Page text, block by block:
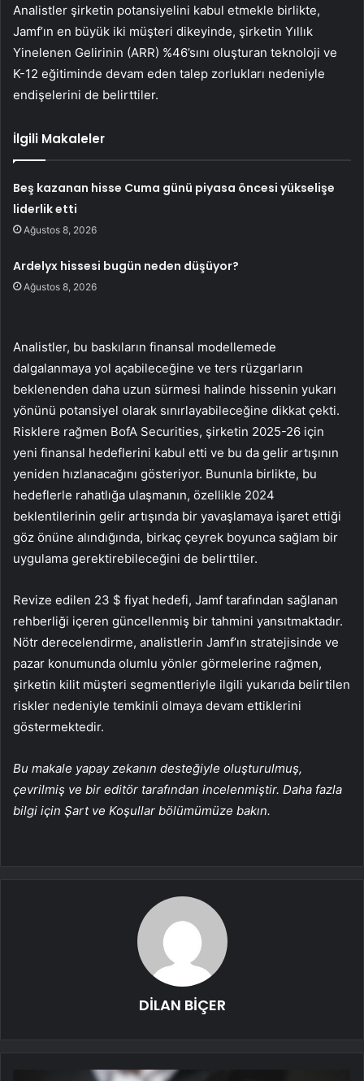
Analistler şirketin potansiyelini kabul etmekle birlikte,
Jamf’ın en büyük iki müşteri dikeyinde, şirketin Yıllık
Yinelenen Gelirinin (ARR) %46’sını oluşturan teknoloji ve
K-12 eğitiminde devam eden talep zorlukları nedeniyle
endişelerini de belirttiler.
İlgili Makaleler
Beş kazanan hisse Cuma günü piyasa öncesi yükselişe
liderlik etti
Ağustos 8, 2026
Ardelyx hissesi bugün neden düşüyor?
Ağustos 8, 2026
Analistler, bu baskıların finansal modellemede
dalgalanmaya yol açabileceğine ve ters rüzgarların
beklenenden daha uzun sürmesi halinde hissenin yukarı
yönünü potansiyel olarak sınırlayabileceğine dikkat çekti.
Risklere rağmen BofA Securities, şirketin 2025-26 için
yeni finansal hedeflerini kabul etti ve bu da gelir artışının
yeniden hızlanacağını gösteriyor. Bununla birlikte, bu
hedeflerle rahatlığa ulaşmanın, özellikle 2024
beklentilerinin gelir artışında bir yavaşlamaya işaret ettiği
göz önüne alındığında, birkaç çeyrek boyunca sağlam bir
uygulama gerektirebileceğini de belirttiler.
Revize edilen 23 $ fiyat hedefi, Jamf tarafından sağlanan
rehberliği içeren güncellenmiş bir tahmini yansıtmaktadır.
Nötr derecelendirme, analistlerin Jamf’ın stratejisinde ve
pazar konumunda olumlu yönler görmelerine rağmen,
şirketin kilit müşteri segmentleriyle ilgili yukarıda belirtilen
riskler nedeniyle temkinli olmaya devam ettiklerini
göstermektedir.
Bu makale yapay zekanın desteğiyle oluşturulmuş,
çevrilmiş ve bir editör tarafından incelenmiştir. Daha fazla
bilgi için Şart ve Koşullar bölümümüze bakın.
DİLAN BİÇER